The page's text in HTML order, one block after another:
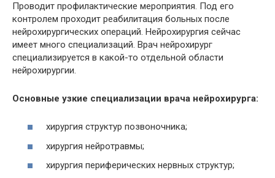
Проводит профилактические мероприятия. Под его
контролем проходит реабилитация больных после
нейрохирургических операций. Нейрохирургия сейчас
имеет много специализаций. Врач нейрохирург
специализируется в какой-то отдельной области
нейрохирургии.
Основные узкие специализации врача нейрохирурга:
хирургия структур позвоночника;
хирургия нейротравмы;
хирургия периферических нервных структур;